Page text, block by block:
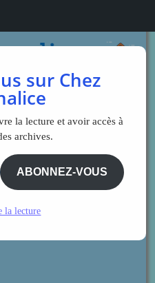
sur Chez
la lecture et avoir accès à
archives.
ABONNEZ-VOUS
la lecture